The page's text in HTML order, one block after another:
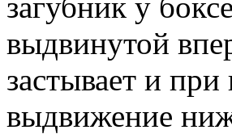
выдвинутой
застывает и
выдвижение